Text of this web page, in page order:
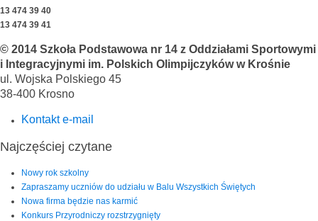
13 474 39 40
13 474 39 41
© 2014 Szkoła Podstawowa nr 14 z Oddziałami Sportowymi
i Integracyjnymi im. Polskich Olimpijczyków w Krośnie
ul. Wojska Polskiego 45
38-400 Krosno
Kontakt e-mail
Najczęściej czytane
Nowy rok szkolny
Zapraszamy uczniów do udziału w Balu Wszystkich Świętych
Nowa firma będzie nas karmić
Konkurs Przyrodniczy rozstrzygnięty